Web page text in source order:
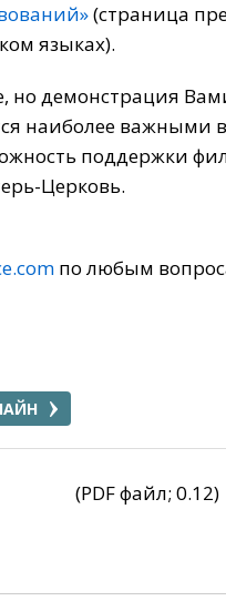
(страница
языках).
демонстрация
наиболее важными
поддержки
Церковь.
по любым
(PDF файл; 0.12)